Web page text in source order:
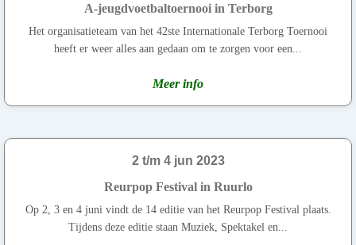
A-jeugdvoetbaltoernooi in Terborg
Het organisatieteam van het 42ste Internationale Terborg Toernooi
heeft er weer alles aan gedaan om te zorgen voor een...
Meer info
2 t/m 4 jun 2023
Reurpop Festival in Ruurlo
Op 2, 3 en 4 juni vindt de 14 editie van het Reurpop Festival plaats.
Tijdens deze editie staan Muziek, Spektakel en...